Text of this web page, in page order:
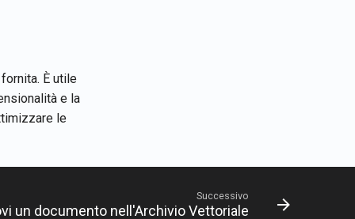
È utile
e la
le
Successivo
un documento nell'Archivio Vettoriale